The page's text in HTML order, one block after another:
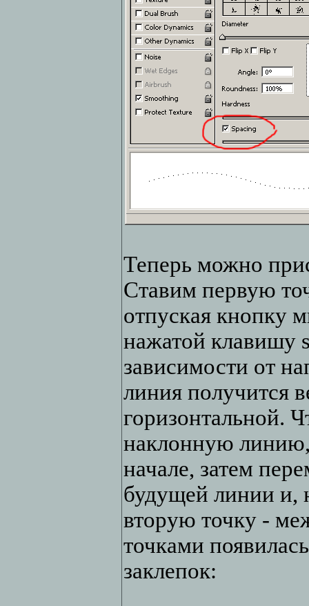
Теперь можно
Ставим первую
отпуская кнопку
нажатой клавишу
зависимости от
линия получится
горизонтальной.
наклонную
начале, затем
будущей линии и,
вторую точку -
точками
заклепок: